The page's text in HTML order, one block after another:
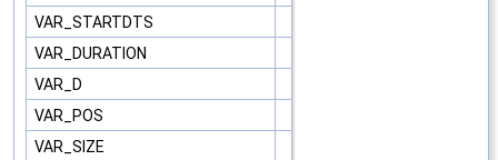
VAR_STARTDTS
VAR_DURATION
VAR_D
VAR_POS
VAR_SIZE